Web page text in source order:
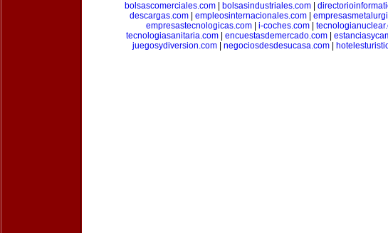
bolsascomerciales.com
bolsasindustriales.com
descargas.com
empleosinternacionales.com
empresastecnologicas.com
i-coches.com
tecnologiasanitaria.com| encuestasdemercado.com|
juegosydiversion.com
negociosdesdesucasa.com